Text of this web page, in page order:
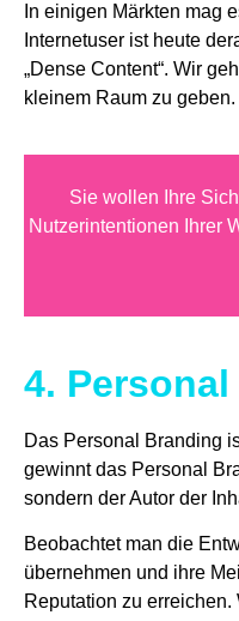
In einigen Märkten mag
Internetuser ist heute
„Dense Content“. Wir
kleinem Raum zu
Sie wollen Ihre
Nutzerintentionen Ihrer
4.
Das Personal Branding
gewinnt das Personal
sondern der Autor der
Beobachtet man die
übernehmen und ihre
Reputation zu